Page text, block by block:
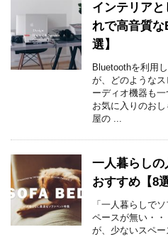
インテリア
れで高音質
選】
Bluetoothを利用
が、どのような
ーディオ機器も一
お気に入りのお
屋の ...
一人暮らしの
おすすめ【8選
「一人暮らしで
ペースが無い・
が、少ないスペ